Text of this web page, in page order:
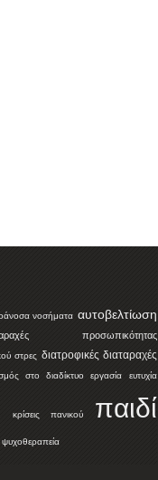
νοσήματα αυτοβελτίωση
προσωπικότητας
στρες διατροφικές διαταραχές
στο διαδίκτυο εργασία ευτυχία
κρίσεις πανικού παιδί
ψυχοθεραπεία